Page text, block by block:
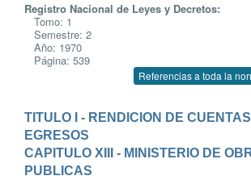
Registro Nacional de Leyes y Decretos:
Tomo: 1
Semestre: 2
Año: 1970
Página: 539
Referencias a toda la
TITULO I - RENDICION DE
EGRESOS
CAPITULO XIII - MINISTERIO DE
PUBLICAS